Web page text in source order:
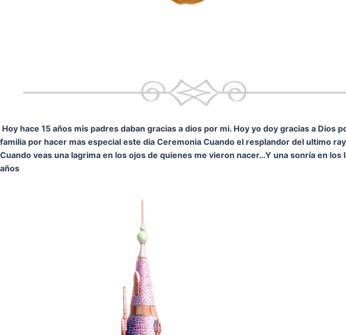
Hoy hace 15 años mis padres daban gracias a dios por mi. Hoy yo doy gracias a
familia por hacer mas especial este dia Ceremonia Cuando el resplandor del ultimo
Cuando veas una lagrima en los ojos de quienes me vieron nacer…Y una sonría en los
años